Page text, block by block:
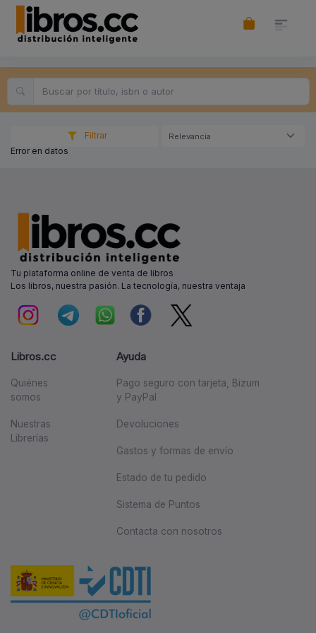
Filtrar Relevancia
Error en datos
Tu plataforma online de venta de libros
Los libros, nuestra pasión. La tecnología, nuestra ventaja
Libros.cc
Quiénes
somos
Nuestras
Librerías
Ayuda
Pago seguro con tarjeta, Bizum
y PayPal
Devoluciones
Gastos y formas de envío
Estado de tu pedido
Sistema de Puntos
Contacta con nosotros